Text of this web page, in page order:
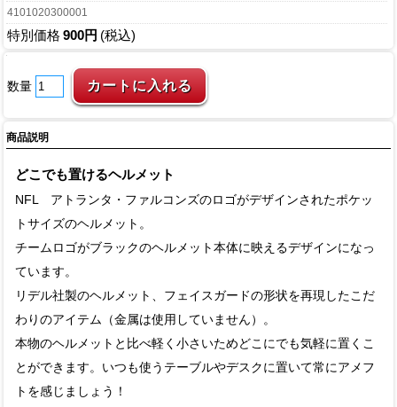
4101020300001
特別価格 900円 (税込)
数量
商品説明
どこでも置けるヘルメット
NFL アトランタ・ファルコンズのロゴがデザインされたポケッ
トサイズのヘルメット。
チームロゴがブラックのヘルメット本体に映えるデザインになっ
ています。
リデル社製のヘルメット、フェイスガードの形状を再現したこだ
わりのアイテム（金属は使用していません）。
本物のヘルメットと比べ軽く小さいためどこにでも気軽に置くこ
とができます。いつも使うテーブルやデスクに置いて常にアメフ
トを感じましょう！